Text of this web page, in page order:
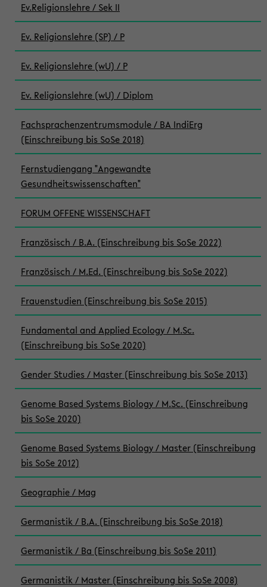
Ev.Religionslehre / Sek II
Ev. Religionslehre (SP) / P
Ev. Religionslehre (wU) / P
Ev. Religionslehre (wU) / Diplom
Fachsprachenzentrumsmodule / BA IndiErg
(Einschreibung bis SoSe 2018)
Fernstudiengang "Angewandte
Gesundheitswissenschaften"
FORUM OFFENE WISSENSCHAFT
Französisch / B.A. (Einschreibung bis SoSe 2022)
Französisch / M.Ed. (Einschreibung bis SoSe 2022)
Frauenstudien (Einschreibung bis SoSe 2015)
Fundamental and Applied Ecology / M.Sc.
(Einschreibung bis SoSe 2020)
Gender Studies / Master (Einschreibung bis SoSe 2013)
Genome Based Systems Biology / M.Sc. (Einschreibung
bis SoSe 2020)
Genome Based Systems Biology / Master (Einschreibung
bis SoSe 2012)
Geographie / Mag
Germanistik / B.A. (Einschreibung bis SoSe 2018)
Germanistik / Ba (Einschreibung bis SoSe 2011)
Germanistik / Master (Einschreibung bis SoSe 2008)